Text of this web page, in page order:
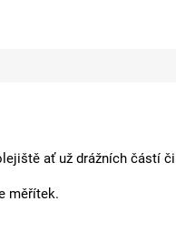
ať už drážních částí
měřítek.